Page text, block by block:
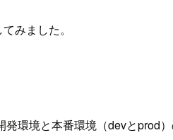
みました。
環境と本番環境（devとprod）